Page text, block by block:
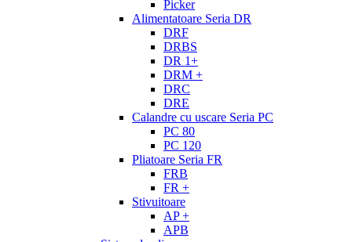
Picker
Alimentatoare Seria DR
DRF
DRBS
DR 1+
DRM +
DRC
DRE
Calandre cu uscare Seria PC
PC 80
PC 120
Pliatoare Seria FR
FRB
FR +
Stivuitoare
AP +
APB